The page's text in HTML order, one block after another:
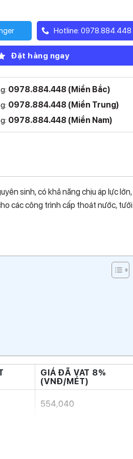
Hotline: 0978.884.448
Đặt hàng ngay
0978.884.448 (Miền Bắc)
0978.884.448 (Miền Trung)
0978.884.448 (Miền Nam)
sinh, có khả năng chịu áp lực lớn,
các công trình cấp thoát nước, tưới
GIÁ ĐÃ VAT 8%
(VNĐ/MÉT)
554,040